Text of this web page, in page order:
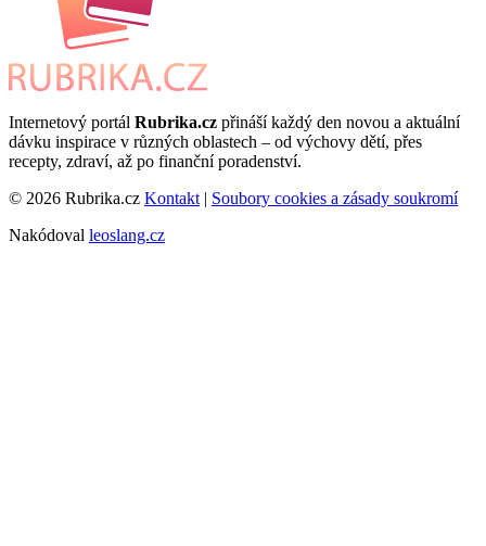
Internetový portál Rubrika.cz přináší každý den novou a aktuální
dávku inspirace v různých oblastech – od výchovy dětí, přes
recepty, zdraví, až po finanční poradenství.
© 2026 Rubrika.cz Kontakt | Soubory cookies a zásady soukromí
Nakódoval leoslang.cz